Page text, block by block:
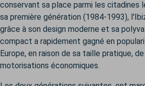
conservant sa place parmi les citadines
sa première génération (1984-1993),
grâce à son design moderne et sa
compact a rapidement gagné en
Europe, en raison de sa taille pratique,
motorisations économiques.